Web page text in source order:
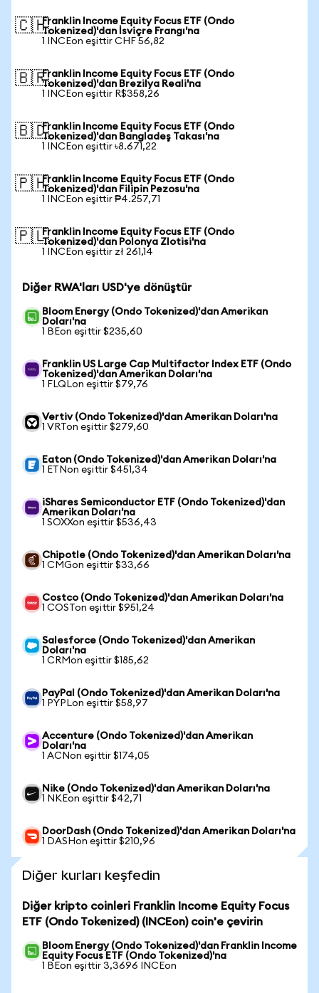
🇨🇭Franklin Income Equity Focus ETF (Ondo
Tokenized)'dan İsviçre Frangı'na
1 INCEon eşittir CHF 56,82
🇧🇷Franklin Income Equity Focus ETF (Ondo
Tokenized)'dan Brezilya Reali'na
1 INCEon eşittir R$358,26
🇧🇩Franklin Income Equity Focus ETF (Ondo
Tokenized)'dan Bangladeş Takası'na
1 INCEon eşittir ৳8.671,22
🇵🇭Franklin Income Equity Focus ETF (Ondo
Tokenized)'dan Filipin Pezosu'na
1 INCEon eşittir ₱4.257,71
🇵🇱Franklin Income Equity Focus ETF (Ondo
Tokenized)'dan Polonya Zlotisi'na
1 INCEon eşittir zł 261,14
Diğer RWA'ları USD'ye dönüştür
Bloom Energy (Ondo Tokenized)'dan Amerikan
Doları'na
1 BEon eşittir $235,60
Franklin US Large Cap Multifactor Index ETF (Ondo
Tokenized)'dan Amerikan Doları'na
1 FLQLon eşittir $79,76
Vertiv (Ondo Tokenized)'dan Amerikan Doları'na
1 VRTon eşittir $279,60
Eaton (Ondo Tokenized)'dan Amerikan Doları'na
1 ETNon eşittir $451,34
iShares Semiconductor ETF (Ondo Tokenized)'dan
Amerikan Doları'na
1 SOXXon eşittir $536,43
Chipotle (Ondo Tokenized)'dan Amerikan Doları'na
1 CMGon eşittir $33,66
Costco (Ondo Tokenized)'dan Amerikan Doları'na
1 COSTon eşittir $951,24
Salesforce (Ondo Tokenized)'dan Amerikan
Doları'na
1 CRMon eşittir $185,62
PayPal (Ondo Tokenized)'dan Amerikan Doları'na
1 PYPLon eşittir $58,97
Accenture (Ondo Tokenized)'dan Amerikan
Doları'na
1 ACNon eşittir $174,05
Nike (Ondo Tokenized)'dan Amerikan Doları'na
1 NKEon eşittir $42,71
DoorDash (Ondo Tokenized)'dan Amerikan Doları'na
1 DASHon eşittir $210,96
Diğer kurları keşfedin
Diğer kripto coinleri Franklin Income Equity Focus
ETF (Ondo Tokenized) (INCEon) coin'e çevirin
Bloom Energy (Ondo Tokenized)'dan Franklin Income
Equity Focus ETF (Ondo Tokenized)'na
1 BEon eşittir 3,3696 INCEon